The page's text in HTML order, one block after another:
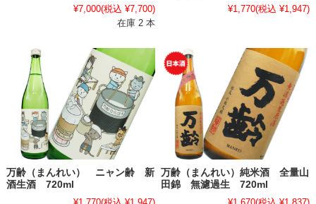
¥7,000(税込 ¥7,700)
在庫 2 本
¥1,770(税込 ¥1,947)
万齢（まんれい） ニャン齢 新
酒生酒 720ml
万齢（まんれい）純米酒 全量山
田錦 無濾過生 720ml